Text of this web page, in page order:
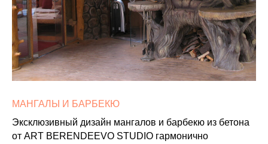
МАНГАЛЫ И БАРБЕКЮ
Эксклюзивный дизайн мангалов и барбекю из бетона
от ART BERENDEEVO STUDIO гармонично